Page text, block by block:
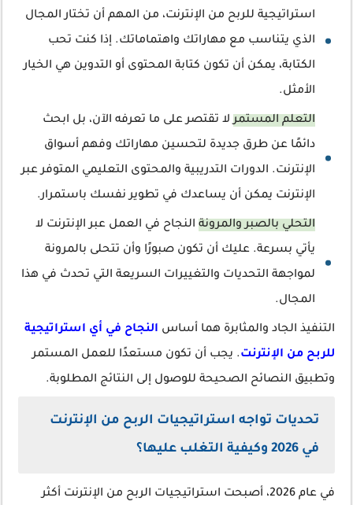
استراتيجية للربح من الإنترنت، من المهم أن تختار المجال
الذي يتناسب مع مهاراتك واهتماماتك. إذا كنت تحب
الكتابة، يمكن أن تكون كتابة المحتوى أو التدوين هي الخيار
الأمثل.
التعلم المستمرلا تقتصر على ما تعرفه الآن، بل ابحث
دائمًا عن طرق جديدة لتحسين مهاراتك وفهم أسواق
الإنترنت. الدورات التدريبية والمحتوى التعليمي المتوفر عبر
الإنترنت يمكن أن يساعدك في تطوير نفسك باستمرار.
التحلي بالصبر والمرونة النجاح في العمل عبر الإنترنت لا
يأتي بسرعة. عليك أن تكون صبورًا وأن تتحلى بالمرونة
لمواجهة التحديات والتغييرات السريعة التي تحدث في هذا
المجال.
التنفيذ الجاد والمثابرة هما أساس النجاح في أي استراتيجية
للربح من الإنترنت. يجب أن تكون مستعدًا للعمل المستمر
وتطبيق النصائح الصحيحة للوصول إلى النتائج المطلوبة.
تحديات تواجه استراتيجيات الربح من الإنترنت
في 2026 وكيفية التغلب عليها؟
في عام 2026، أصبحت استراتيجيات الربح من الإنترنت أكثر